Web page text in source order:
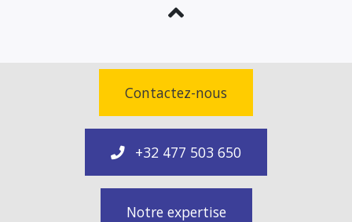
Contactez-nous
+32 477 503 650
Notre expertise